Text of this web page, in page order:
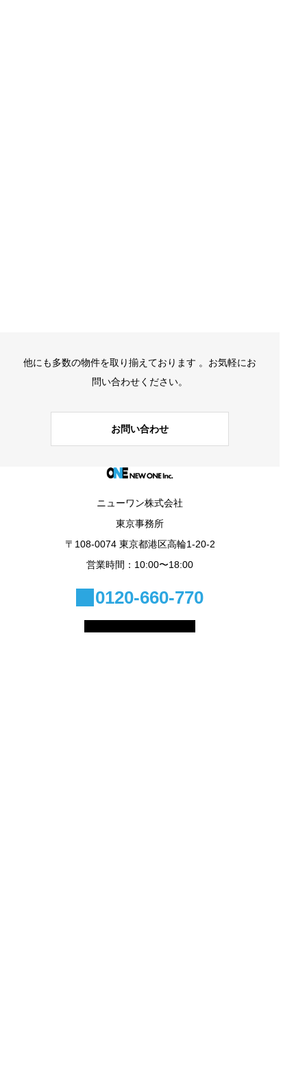
他にも多数の物件を取り揃えております 。お気軽にお
問い合わせください。
お問い合わせ
ニューワン株式会社
東京事務所
〒108-0074 東京都港区高輪1-20-2
営業時間：10:00〜18:00
0120-660-770